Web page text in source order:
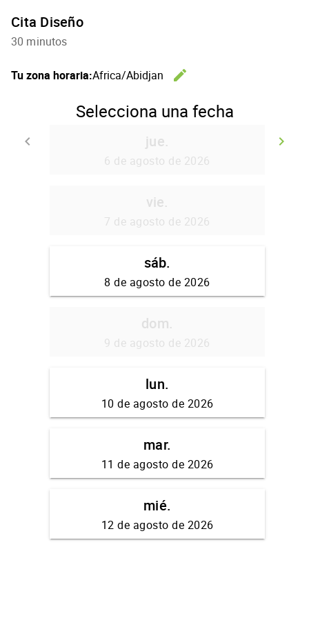
Cita Diseño
30 minutos
Tu zona horaria:Africa/Abidjan
edit
Selecciona una fecha
keyboard_arrow_left
Volver
keyboard_arrow_right
jue.
6 de agosto de 2026
vie.
7 de agosto de 2026
sáb.
8 de agosto de 2026
dom.
9 de agosto de 2026
lun.
10 de agosto de 2026
mar.
11 de agosto de 2026
mié.
12 de agosto de 2026